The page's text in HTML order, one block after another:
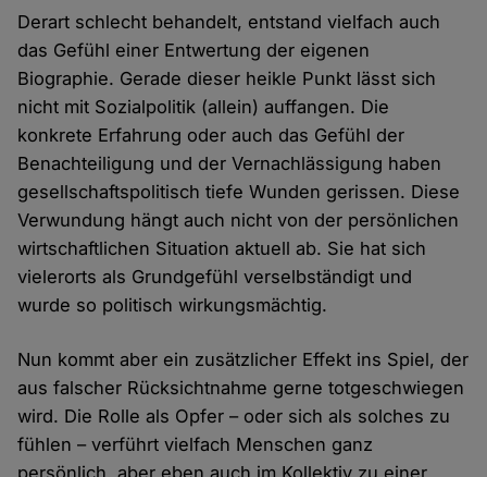
Derart schlecht behandelt, entstand vielfach auch
das Gefühl einer Entwertung der eigenen
Biographie. Gerade dieser heikle Punkt lässt sich
nicht mit Sozialpolitik (allein) auffangen. Die
konkrete Erfahrung oder auch das Gefühl der
Benachteiligung und der Vernachlässigung haben
gesellschaftspolitisch tiefe Wunden gerissen. Diese
Verwundung hängt auch nicht von der persönlichen
wirtschaftlichen Situation aktuell ab. Sie hat sich
vielerorts als Grundgefühl verselbständigt und
wurde so politisch wirkungsmächtig.
Nun kommt aber ein zusätzlicher Effekt ins Spiel, der
aus falscher Rücksichtnahme gerne totgeschwiegen
wird. Die Rolle als Opfer – oder sich als solches zu
fühlen – verführt vielfach Menschen ganz